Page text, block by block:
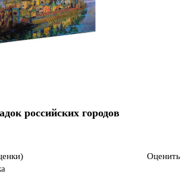
российских городов
Оценить